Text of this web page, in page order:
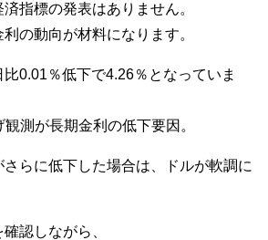
指標の発表はありません。
の動向が材料になります。
0.01％低下で4.26％となっていま
測が長期金利の低下要因。
さらに低下した場合は、ドルが軟調に
認しながら、